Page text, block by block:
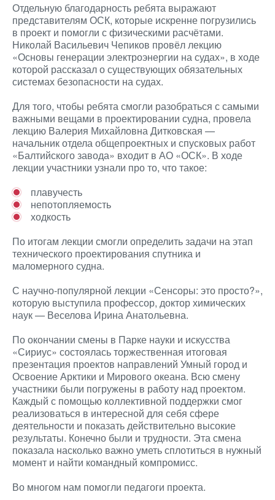
Отдельную благодарность ребята выражают
представителям ОСК, которые искренне погрузились
в проект и помогли с физическими расчётами.
Николай Васильевич Чепиков провёл лекцию
«Основы генерации электроэнергии на судах», в ходе
которой рассказал о существующих обязательных
системах безопасности на судах.
Для того, чтобы ребята смогли разобраться с самыми
важными вещами в проектировании судна, провела
лекцию Валерия Михайловна Дитковская —
начальник отдела общепроектных и спусковых работ
«Балтийского завода» входит в АО «ОСК». В ходе
лекции участники узнали про то, что такое:
плавучесть
непотопляемость
ходкость
По итогам лекции смогли определить задачи на этап
технического проектирования спутника и
маломерного судна.
С научно-популярной лекции «Сенсоры: это просто?»,
которую выступила профессор, доктор химических
наук — Веселова Ирина Анатольевна.
По окончании смены в Парке науки и искусства
«Сириус» состоялась торжественная итоговая
презентация проектов направлений Умный город и
Освоение Арктики и Мирового океана. Всю смену
участники были погружены в работу над проектом.
Каждый с помощью коллективной поддержки смог
реализоваться в интересной для себя сфере
деятельности и показать действительно высокие
результаты. Конечно были и трудности. Эта смена
показала насколько важно уметь сплотиться в нужный
момент и найти командный компромисс.
Во многом нам помогли педагоги проекта.